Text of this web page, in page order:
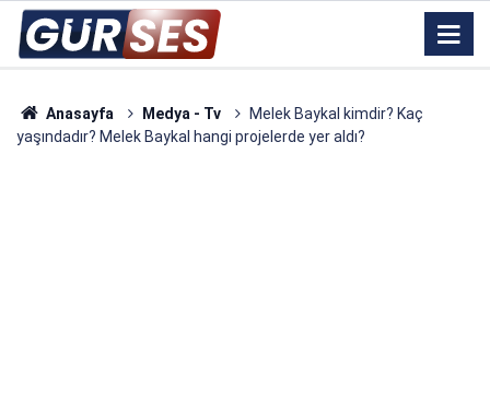
Anasayfa Medya - Tv
Melek Baykal kimdir? Kaç
yaşındadır? Melek Baykal hangi projelerde yer aldı?